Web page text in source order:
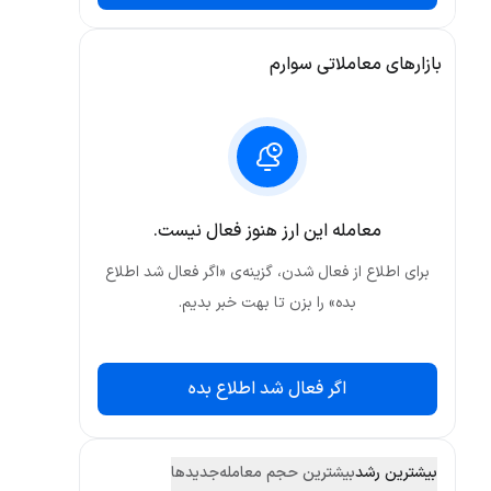
بازارهای معاملاتی سوارم
معامله این ارز هنوز فعال نیست.
برای اطلاع از فعال شدن، گزینه‌ی «اگر فعال شد اطلاع
بده» را بزن تا بهت خبر بدیم.
اگر فعال شد اطلاع بده
بیشترین رشدبیشترین حجم معاملهجدید‌ها